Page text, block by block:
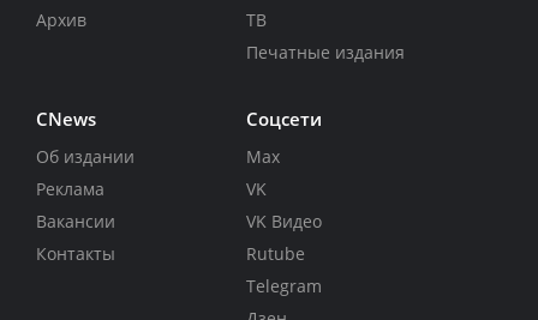
Архив
ТВ
Печатные издания
CNews
Об издании
Реклама
Вакансии
Контакты
Соцсети
Max
VK
VK Видео
Rutube
Telegram